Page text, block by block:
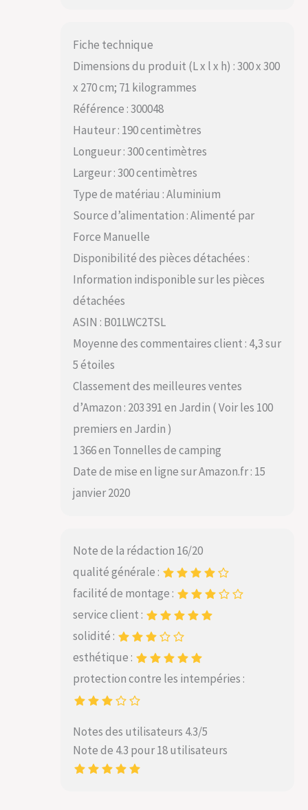
Fiche technique
Dimensions du produit (L x l x h) : 300 x 300
x 270 cm; 71 kilogrammes
Référence : 300048
Hauteur : 190 centimètres
Longueur : 300 centimètres
Largeur : 300 centimètres
Type de matériau : Aluminium
Source d’alimentation : Alimenté par
Force Manuelle
Disponibilité des pièces détachées :
Information indisponible sur les pièces
détachées
ASIN : B01LWC2TSL
Moyenne des commentaires client : 4,3 sur
5 étoiles
Classement des meilleures ventes
d’Amazon : 203 391 en Jardin ( Voir les 100
premiers en Jardin )
1 366 en Tonnelles de camping
Date de mise en ligne sur Amazon.fr : 15
janvier 2020
Note de la rédaction 16/20
qualité générale :
facilité de montage :
service client :
solidité :
esthétique :
protection contre les intempéries :
Notes des utilisateurs 4.3/5
Note de 4.3 pour 18 utilisateurs